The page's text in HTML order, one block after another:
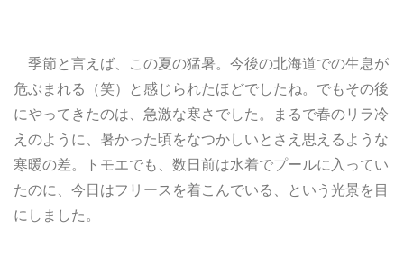
季節と言えば、この夏の猛暑。今後の北海道での生息が
危ぶまれる（笑）と感じられたほどでしたね。でもその後
にやってきたのは、急激な寒さでした。まるで春のリラ冷
えのように、暑かった頃をなつかしいとさえ思えるような
寒暖の差。トモエでも、数日前は水着でプールに入ってい
たのに、今日はフリースを着こんでいる、という光景を目
にしました。